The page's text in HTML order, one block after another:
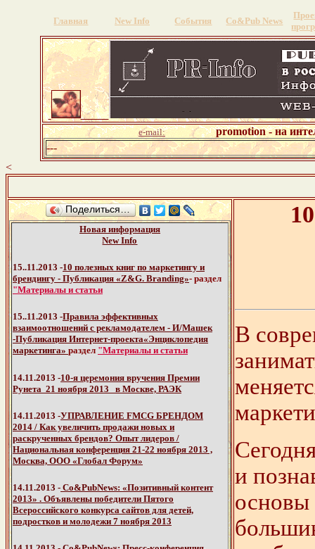
Главная New Info События Со&Pub News
e-mail:
promotion - на
---
<
Поделиться…
Новая информация
New Info
15..11.2013 -10 полезных книг по маркетингу и
брендингу - Публикация «Z&G. Branding»- раздел
"Материалы и статьи
15..11.2013 -Правила эффективных
взаимоотношений с рекламодателем - И/Машек
-Публикация Интернет-проекта«Энциклопедия
маркетинга» раздел "Материалы и статьи
14.11.2013 -10-я церемония вручения Премии
Рунета 21 ноября 2013 в Москве, РАЭК
14.11.2013 -УПРАВЛЕНИЕ FMCG БРЕНДОМ
2014 / Как увеличить продажи новых и
раскрученных брендов? Опыт лидеров /
Национальная конференция 21-22 ноября 2013 ,
Москва, ООО «Глобал Форум»
14.11.2013 - Со&PubNews: «Позитивный контент
2013» . Объявлены победители Пятого
Всероссийского конкурса сайтов для детей,
подростков и молодежи 7 ноября 2013
В
и
основы